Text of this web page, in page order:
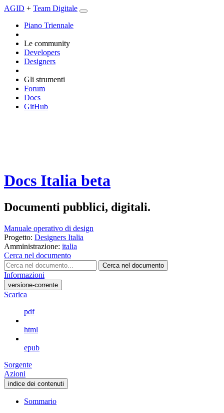
AGID + Team Digitale
Piano Triennale
Le community
Developers
Designers
Gli strumenti
Forum
Docs
GitHub
Docs Italia beta
Documenti pubblici, digitali.
Manuale operativo di design
Progetto: Designers Italia
Amministrazione: italia
Cerca nel documento
Cerca nel documento
Informazioni
versione-corrente
Scarica
pdf
html
epub
Sorgente
Azioni
indice dei contenuti
Sommario